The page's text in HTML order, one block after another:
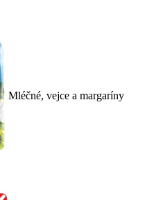
Mléčné, vejce a margaríny